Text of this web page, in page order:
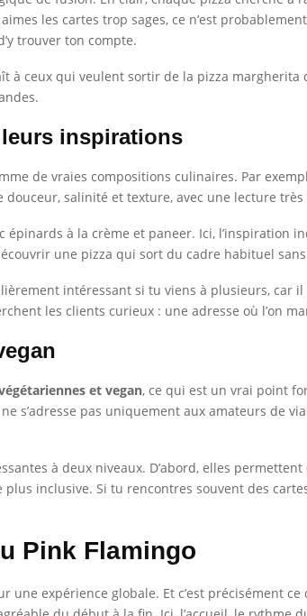
les cartes trop sages, ce n’est
trouver ton compte.
à ceux qui veulent sortir de la pizza margherita
inspirations
de vraies compositions culinaires. Par
salinité et texture, avec une lecture
épinards à la crème et paneer. Ici, l’inspiration
une pizza qui sort du cadre habituel
intéressant si tu viens à plusieurs,
les clients curieux : une adresse où l’on
et vegan, ce qui est un vrai point
s’adresse pas uniquement aux amateurs de
à deux niveaux. D’abord, elles
inclusive. Si tu rencontres souvent des
Pink Flamingo
une expérience globale. Et c’est précisément